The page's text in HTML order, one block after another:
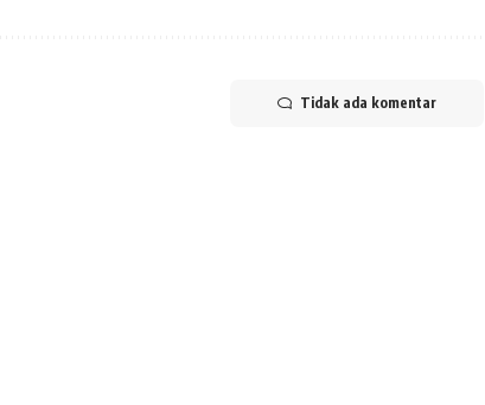
Tidak ada komentar